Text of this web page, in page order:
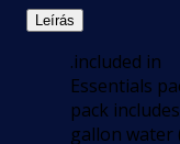
Leírás
.included in
Essentials
pack
gallon water